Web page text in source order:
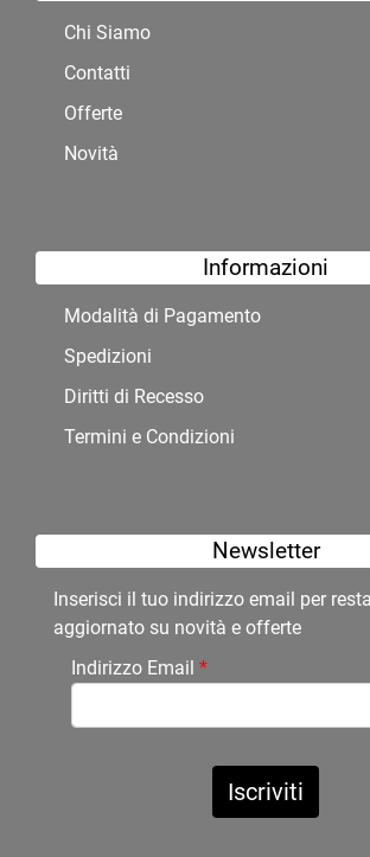
Chi Siamo
Contatti
Offerte
Novità
Informazioni
Modalità di Pagamento
Spedizioni
Diritti di Recesso
Termini e Condizioni
Newsletter
Inserisci il tuo indirizzo email per
aggiornato su novità e offerte
Indirizzo Email *